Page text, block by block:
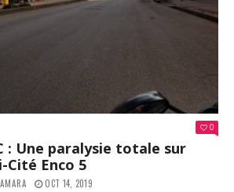
0
: Une paralysie totale sur
Cité Enco 5
OCT 14, 2019